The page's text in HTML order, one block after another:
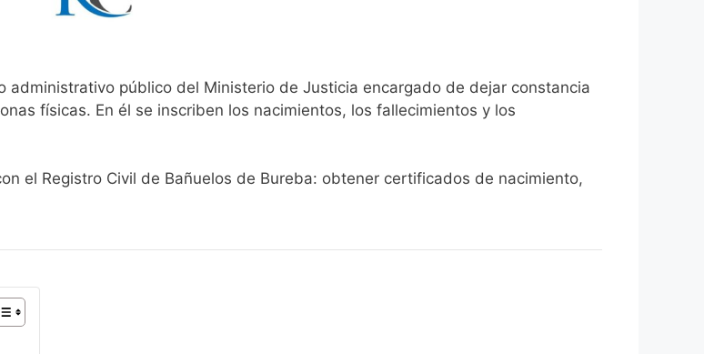
administrativo público del Ministerio de Justicia encargado de dejar constancia
físicas. En él se inscriben los nacimientos, los fallecimientos y los
el Registro Civil de Bañuelos de Bureba: obtener certificados de nacimiento,